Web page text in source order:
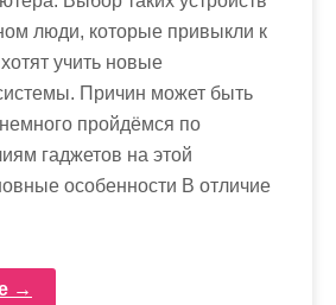
люди, которые привыкли к
учить новые
Причин может быть
пройдёмся по
гаджетов на этой
особенности В отличие
→